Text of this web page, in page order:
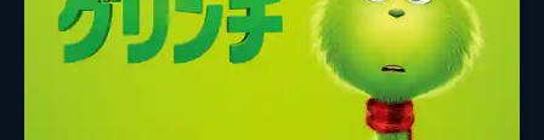
ウィリアム・ティートラー